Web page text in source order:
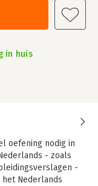
in huis
oefening nodig in
- zoals
-
Nederlands